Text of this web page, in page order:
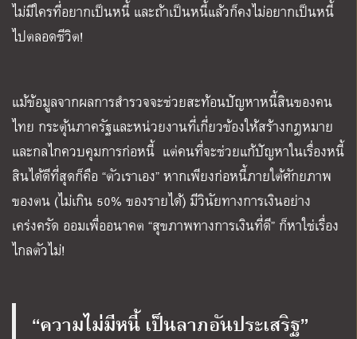
ไม่มีใครที่อยากเป็นหนี้ และถ้าเป็นหนี้แล้วก็คงไม่อยากเป็นหนี้
ไปตลอดชีวิต!
แม้ข้อมูลจากผลการสำรวจจะช่วยสะท้อนปัญหาหนี้สินของคน
ไทย กระตุ้นภาครัฐและหน่วยงานที่เกี่ยวข้องให้สร้างกฎหมาย
และกลไกควบคุมการก่อหนี้ แต่คนที่จะช่วยแก้ปัญหาในเรื่องหนี้
สินได้ดีที่สุดก็คือ “ตัวเราเอง” หากเพียงก่อหนี้ภายใต้ศักยภาพ
ของตน (ไม่เกิน 50% ของรายได้) มีวินัยทางการเงินอย่าง
เคร่งครัด ออมเพื่ออนาคต “สุขภาพทางการเงินที่ดี” ก็หาใช่เรื่อง
ไกลตัวไม่!
“ความไม่มีหนี้ เป็นลาภอันประเสริฐ”